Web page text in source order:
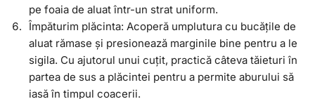
pe foaia de aluat într-un strat uniform.
Împăturim plăcinta: Acoperă umplutura cu bucățile de
aluat rămase și presionează marginile bine pentru a le
sigila. Cu ajutorul unui cuțit, practică câteva tăieturi în
partea de sus a plăcintei pentru a permite aburului să
iasă în timpul coacerii.